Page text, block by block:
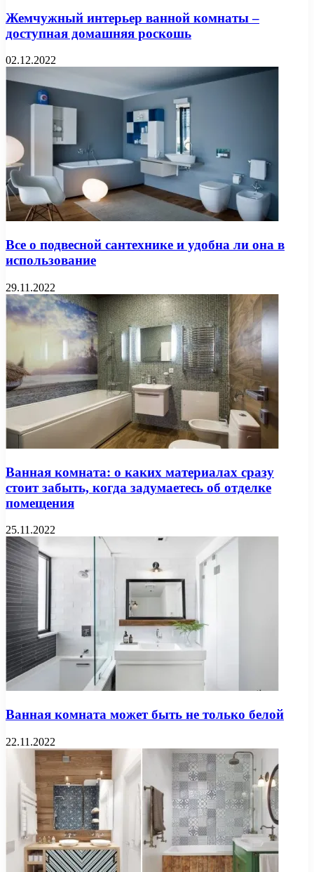
Жемчужный интерьер ванной комнаты –
доступная домашняя роскошь
02.12.2022
Все о подвесной сантехнике и удобна ли она в
использование
29.11.2022
Ванная комната: о каких материалах сразу
стоит забыть, когда задумаетесь об отделке
помещения
25.11.2022
Ванная комната может быть не только белой
22.11.2022